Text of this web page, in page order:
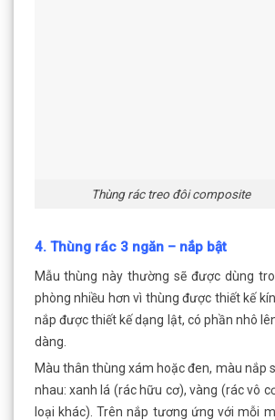
Thùng rác treo đôi composite
4. Thùng rác 3 ngăn – nắp bật
Mẫu thùng này thường sẽ được dùng
phòng nhiều hơn vì thùng được thiết kế
nắp được thiết kế dạng lật, có phần nhô
dàng.
Màu thân thùng xám hoặc đen, màu nắp
nhau: xanh lá (rác hữu cơ), vàng (rác vô
loại khác). Trên nắp tương ứng với mỗi